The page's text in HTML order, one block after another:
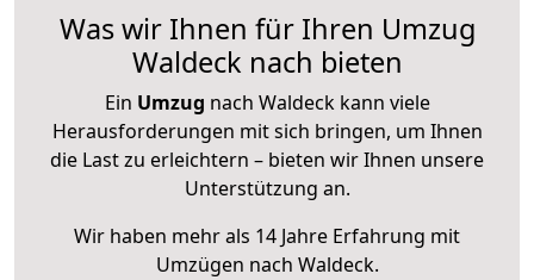
Was wir Ihnen für Ihren Umzug
Waldeck nach bieten
Ein Umzug nach Waldeck kann viele
Herausforderungen mit sich bringen, um Ihnen
die Last zu erleichtern – bieten wir Ihnen unsere
Unterstützung an.
Wir haben mehr als 14 Jahre Erfahrung mit
Umzügen nach Waldeck.